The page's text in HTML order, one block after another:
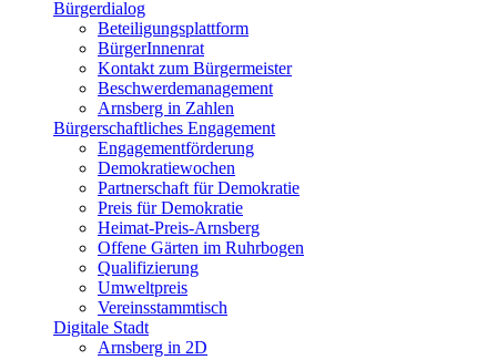
Bürgerdialog
Beteiligungsplattform
BürgerInnenrat
Kontakt zum Bürgermeister
Beschwerdemanagement
Arnsberg in Zahlen
Bürgerschaftliches Engagement
Engagementförderung
Demokratiewochen
Partnerschaft für Demokratie
Preis für Demokratie
Heimat-Preis-Arnsberg
Offene Gärten im Ruhrbogen
Qualifizierung
Umweltpreis
Vereinsstammtisch
Digitale Stadt
Arnsberg in 2D